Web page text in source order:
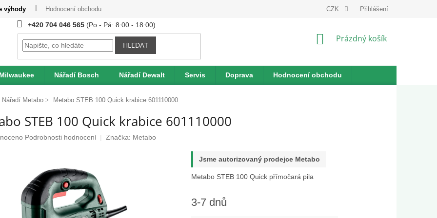
výhody Hodnocení obchodu CZK Přihlášení
+420 704 046 565
HLEDAT
NÁKUPNÍ
Prázdný košík
Nářadí Bosch Nářadí Dewalt Servis Doprava Hodnocení obchodu
Nářadí Metabo Metabo STEB 100 Quick krabice 601110000
STEB 100 Quick krabice 601110000
Podrobnosti hodnocení Značka: Metabo
Jsme autorizovaný prodejce Metabo
Metabo STEB 100 Quick přímočará pila
3-7 dnů